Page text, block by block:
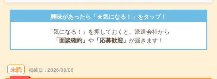
興味があったら「★気になる！」をタップ！
「気になる！」を押しておくと、派遣会社から
「面談確約」 や 「応募歓迎」 が届きます！
未読 掲載日 2026/08/06